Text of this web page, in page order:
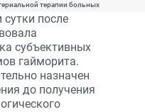
терапии больных
после
субъек­тивных
гайморита.
назначен
до получения